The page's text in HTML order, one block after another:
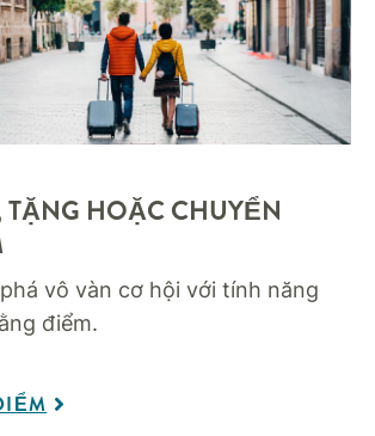
TẶNG HOẶC CHUYỂN
vô vàn cơ hội với tính năng
điểm.